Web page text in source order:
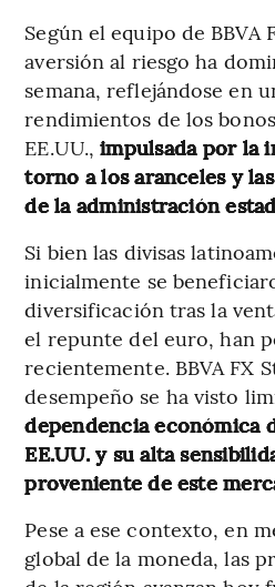
Según el equipo de BBVA
aversión al riesgo ha
semana, reflejándose en
rendimientos de los
EE.UU.,impulsada por la
torno a los aranceles y
de la administración
Si bien las divisas
inicialmente se
diversificación tras la
el repunte del euro, han
recientemente. BBVA FX
desempeño se ha visto
dependencia económica
EE.UU. y su alta
proveniente de este
Pese a ese contexto, en
global de la moneda, las